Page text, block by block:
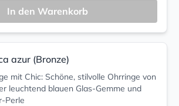
In den Warenkorb
azur (Bronze)
mit Chic: Schöne, stilvolle Ohrringe von
leuchtend blauen Glas-Gemme und
Perle